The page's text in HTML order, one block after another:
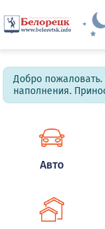
Добро пожаловать.
наполнения.
Авто